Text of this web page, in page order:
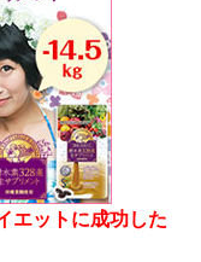
エットに成功した